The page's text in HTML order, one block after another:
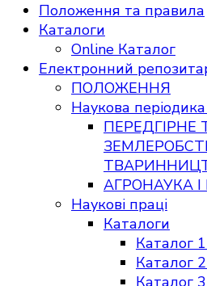
Положення та правила
Каталоги
Online Каталог
Електронний
ПОЛОЖЕННЯ
Наукова періодика
ПЕРЕДГІРНЕ
АГРОНАУКА
Наукові праці
Каталоги
Каталог
Каталог
Каталог